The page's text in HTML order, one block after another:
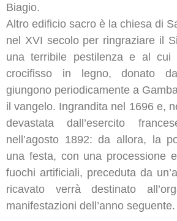
Biagio.
Altro edificio sacro è la chiesa di
nel XVI secolo per ringraziare il
una terribile pestilenza e al
crocifisso in legno, donato
giungono periodicamente a
il vangelo. Ingrandita nel 1696 e,
devastata dall’esercito
nell’agosto 1892: da allora, la
una festa, con una processione
fuochi artificiali, preceduta da
ricavato verrà destinato
manifestazioni dell’anno seguente.